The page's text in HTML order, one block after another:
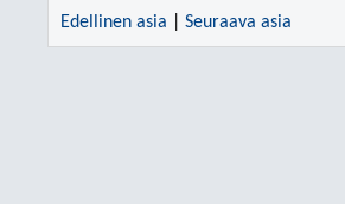
Edellinen asia Seuraava asia